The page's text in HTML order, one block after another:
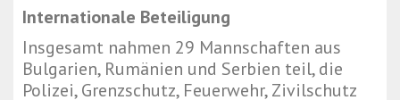
Internationale Beteiligung
Insgesamt nahmen 29 Mannschaften aus
Bulgarien, Rumänien und Serbien teil, die
Polizei, Grenzschutz, Feuerwehr, Zivilschutz